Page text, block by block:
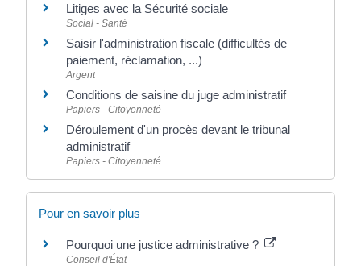
Litiges avec la Sécurité sociale
Social - Santé
Saisir l'administration fiscale (difficultés de
paiement, réclamation, ...)
Argent
Conditions de saisine du juge administratif
Papiers - Citoyenneté
Déroulement d'un procès devant le tribunal
administratif
Papiers - Citoyenneté
Pour en savoir plus
Pourquoi une justice administrative ?
Conseil d'État